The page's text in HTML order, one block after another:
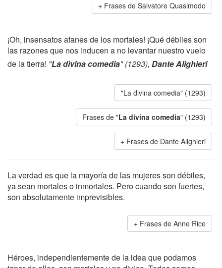
Frases de Salvatore Quasimodo
¡Oh, insensatos afanes de los mortales! ¡Qué débiles son
las razones que nos inducen a no levantar nuestro vuelo
de la tierra! "La divina comedia" (1293), Dante Alighieri
"La divina comedia" (1293)
Frases de "La divina comedia" (1293)
Frases de Dante Alighieri
La verdad es que la mayoría de las mujeres son débiles,
ya sean mortales o inmortales. Pero cuando son fuertes,
son absolutamente imprevisibles.
Frases de Anne Rice
Héroes, independientemente de la idea que podamos